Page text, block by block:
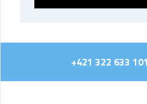
+421 322 633 101